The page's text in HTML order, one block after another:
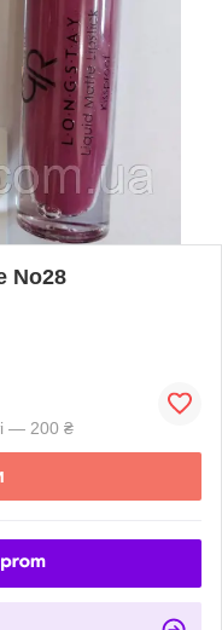
No28
— 200 ₴